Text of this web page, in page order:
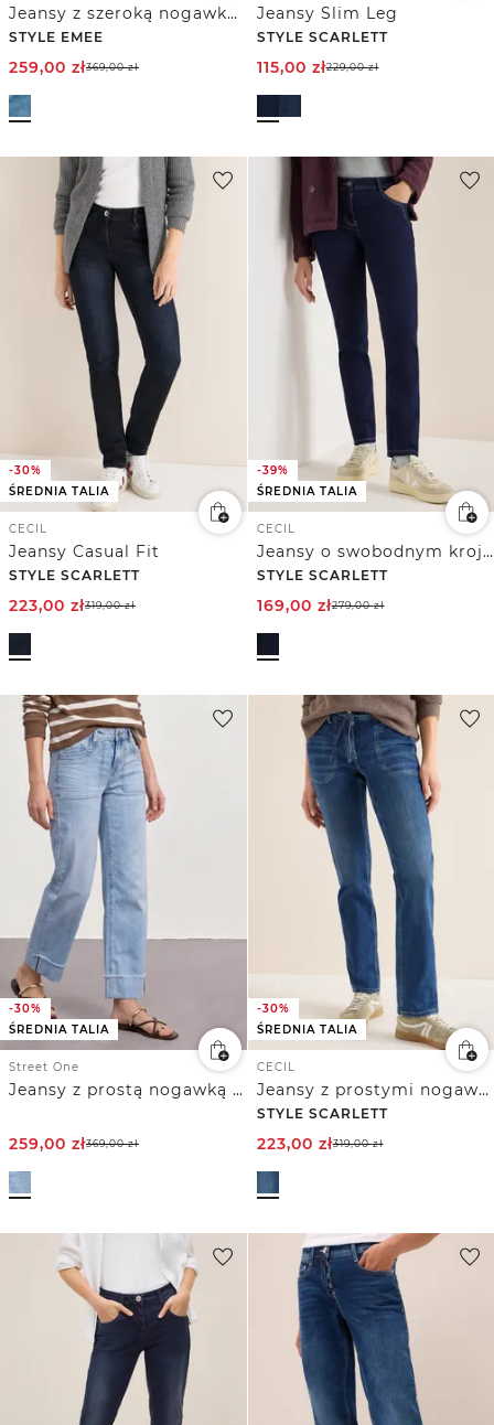
Jeansy z szeroką nogawką Mid Waist o luźnym kroju Loose Fit
STYLE EMEE
259,00 zł369,00zł
Jeansy Slim Leg
STYLE SCARLETT
115,00 zł229,00zł
-30%
ŚREDNIA TALIA
CECIL
Jeansy Casual Fit
STYLE SCARLETT
223,00 zł319,00zł
-39%
ŚREDNIA TALIA
CECIL
Jeansy o swobodnym kroju Rinsed
STYLE SCARLETT
169,00 zł279,00zł
-30%
ŚREDNIA TALIA
Street One
Jeansy z prostą nogawką Mid Waist w stylu Casual Fit
259,00 zł369,00zł
-30%
ŚREDNIA TALIA
CECIL
Jeansy z prostymi nogawkami
STYLE SCARLETT
223,00 zł319,00zł